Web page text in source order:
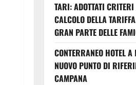
TARI: ADOTTATI
CALCOLO DELLA
GRAN PARTE DELLE
CONTERRANEO HOTEL
NUOVO PUNTO DI
CAMPANA